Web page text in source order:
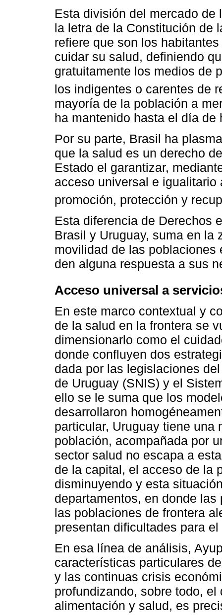
Esta división del mercado
la letra de la Constitución de
refiere que son los
cuidar su salud, definiendo
gratuitamente los medios de
los indigentes o carentes de
mayoría de la población a
ha mantenido hasta el día de
Por su parte, Brasil ha
que la salud es un derecho
Estado el garantizar,
acceso universal e
promoción, protección y
Esta diferencia de Derechos
Brasil y Uruguay, suma en la
movilidad de las
den alguna respuesta a sus
Acceso universal a
En este marco contextual y
de la salud en la frontera se
dimensionarlo como el
donde confluyen dos
dada por las legislaciones
de Uruguay (SNIS) y el
ello se le suma que los
desarrollaron
particular, Uruguay tiene una
población, acompañada por
sector salud no escapa a
de la capital, el acceso de la
disminuyendo y esta
departamentos, en donde
las poblaciones de frontera
presentan dificultades para
En esa línea de análisis,
características particulares
y las continuas crisis
profundizando, sobre todo,
alimentación y salud, es